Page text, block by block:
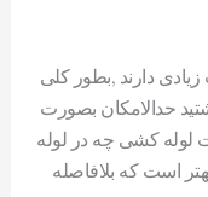
دارند ,بطور کلی
حدالامکان بصورت
لوله کشی چه در لوله
است که بلافاصله